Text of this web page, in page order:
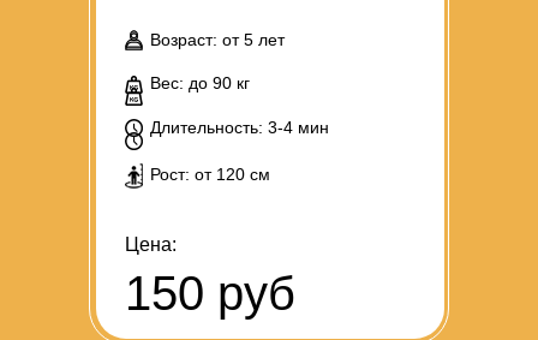
150 руб
Цена:
Возраст: от 5 лет
Вес: до 90 кг
Длительность: 3-4 мин
Рост: от 120 см